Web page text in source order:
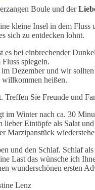
Boule und der
kleine Insel in dem Fluss
sich zu entdecken lohnt.
es bei einbrechender
spiegeln.
Dezember und wir
heißen.
Treffen Sie Freunde und
im Winter nach ca. 30
lieber Eintöpfe als Salat
Marzipanstück
und den Schlaf. Schlaf
Last das wünsche ich
wunderschönen ersten
Lenz